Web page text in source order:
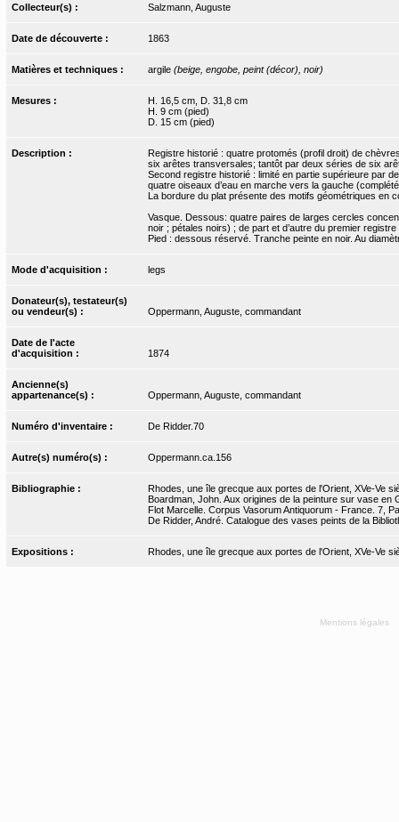
Collecteur(s) : Salzmann, Auguste
Date de découverte : 1863
Matières et techniques : argile (beige, engobe, peint (décor), noir)
Mesures :
H. 16,5 cm, D. 31,8 cm
H. 9 cm (pied)
D. 15 cm (pied)
Description :
Registre historié : quatre protomés (profil droit) de
six arêtes transversales; tantôt par deux séries de six
Second registre historié : limité en partie supérieure par
quatre oiseaux d’eau en marche vers la gauche
La bordure du plat présente des motifs géométriques en
Vasque. Dessous: quatre paires de larges cercles
noir ; pétales noirs) ; de part et d’autre du premier
Pied : dessous réservé. Tranche peinte en noir. Au
Mode d'acquisition : legs
Donateur(s), testateur(s)
ou vendeur(s) :
Oppermann, Auguste, commandant
Date de l'acte
d'acquisition :
1874
Ancienne(s)
appartenance(s) :
Oppermann, Auguste, commandant
Numéro d'inventaire : De Ridder.70
Autre(s) numéro(s) : Oppermann.ca.156
Bibliographie :
Rhodes, une île grecque aux portes de l'Orient, XVe-Ve
Boardman, John. Aux origines de la peinture sur vase
Flot Marcelle. Corpus Vasorum Antiquorum - France. 7,
De Ridder, André. Catalogue des vases peints de la
Expositions : Rhodes, une île grecque aux portes de l'Orient, XVe-Ve
Mentions légales